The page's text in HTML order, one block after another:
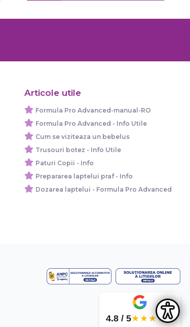
Articole utile
Formula Pro Advanced-manual-RO
Formula Pro Advanced - Info Utile
Cum se viziteaza un bebelus
Trusouri botez - Info Utile
Paturi Copii - Info
Prepararea laptelui praf - Info
Dozarea laptelui - Formula Pro Advanced
4.8 / 5★★★★★